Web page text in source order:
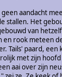
aandacht
stallen. Het
van
en rook meteen
Tails' paard,
met zijn
aai over zijn